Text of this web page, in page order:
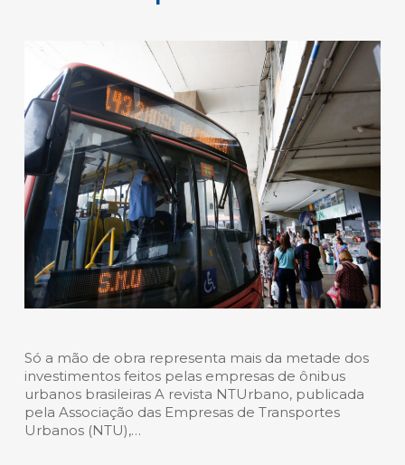
Só a mão de obra representa mais da metade dos
investimentos feitos pelas empresas de ônibus
urbanos brasileiras A revista NTUrbano, publicada
pela Associação das Empresas de Transportes
Urbanos (NTU),…